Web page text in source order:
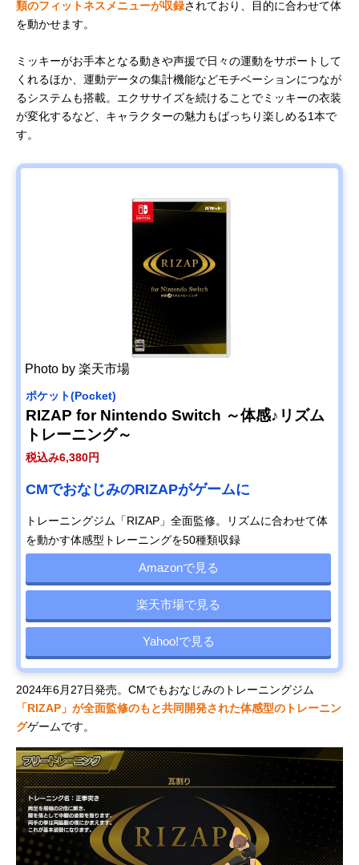
類のフィットネスメニューが収録されており、目的に合わせて体
を動かせます。
ミッキーがお手本となる動きや声援で日々の運動をサポートして
くれるほか、運動データの集計機能などモチベーションにつなが
るシステムも搭載。エクササイズを続けることでミッキーの衣装
が変化するなど、キャラクターの魅力もばっちり楽しめる1本で
す。
Photo by 楽天市場
ポケット(Pocket)
RIZAP for Nintendo Switch ～体感♪リズム
トレーニング～
税込み6,380円
CMでおなじみのRIZAPがゲームに
トレーニングジム「RIZAP」全面監修。リズムに合わせて体
を動かす体感型トレーニングを50種類収録
Amazonで見る
楽天市場で見る
Yahoo!で見る
2024年6月27日発売。CMでもおなじみのトレーニングジム
「RIZAP」が全面監修のもと共同開発された体感型のトレーニン
グゲームです。